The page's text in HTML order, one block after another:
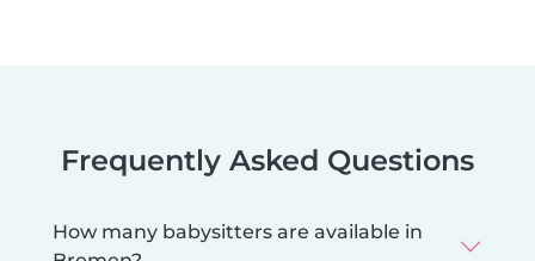
Frequently Asked Questions
How many babysitters are available in